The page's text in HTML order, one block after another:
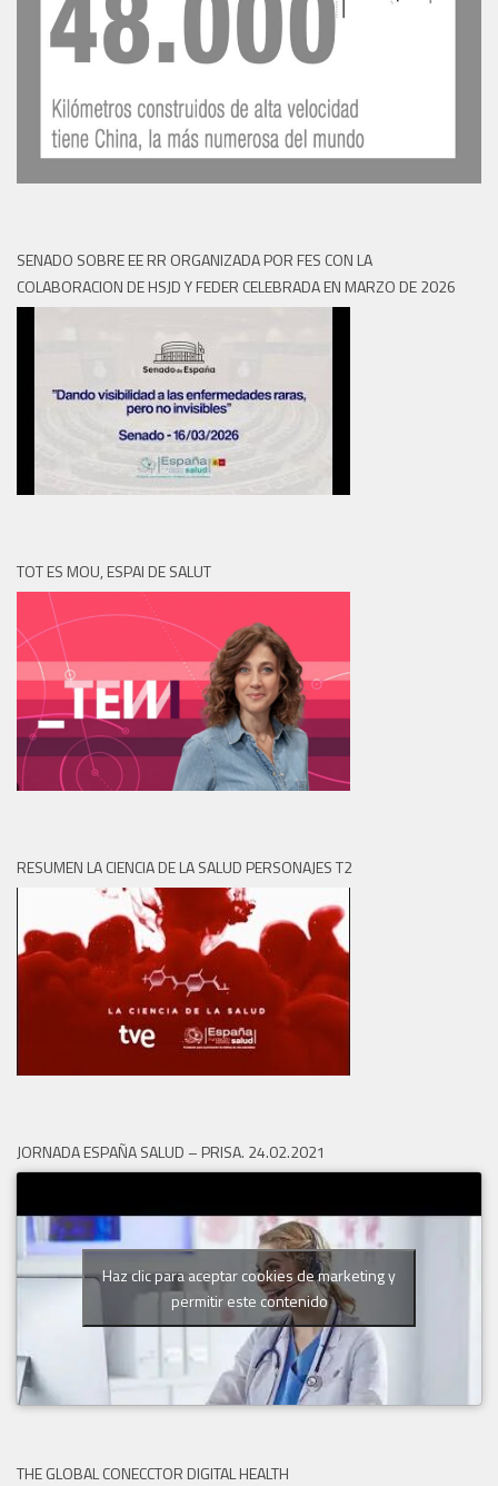
SENADO SOBRE EE RR ORGANIZADA POR FES CON LA
COLABORACION DE HSJD Y FEDER CELEBRADA EN MARZO DE 2026
TOT ES MOU, ESPAI DE SALUT
RESUMEN LA CIENCIA DE LA SALUD PERSONAJES T2
JORNADA ESPAÑA SALUD – PRISA. 24.02.2021
Haz clic para aceptar cookies de marketing y
permitir este contenido
THE GLOBAL CONECCTOR DIGITAL HEALTH